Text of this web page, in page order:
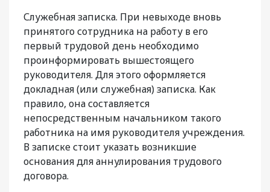
Служебная записка. При невыходе вновь
принятого сотрудника на работу в его
первый трудовой день необходимо
проинформировать вышестоящего
руководителя. Для этого оформляется
докладная (или служебная) записка. Как
правило, она составляется
непосредственным начальником такого
работника на имя руководителя учреждения.
В записке стоит указать возникшие
основания для аннулирования трудового
договора.